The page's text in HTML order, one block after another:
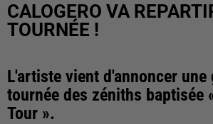
CALOGERO VA
TOURNÉE !
L'artiste vient d'annoncer une
tournée des zéniths baptisée
Tour ».